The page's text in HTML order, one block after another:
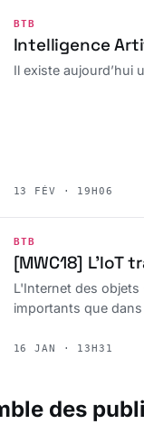
BTB
Intelligence
Il existe aujourd’hui
13 FÉV · 19H06
BTB
[MWC18]
L'Internet des
importants que
16 JAN · 13H31
des